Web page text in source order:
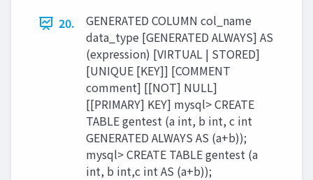
20.
GENERATED COLUMN col_name
data_type [GENERATED ALWAYS] AS
(expression) [VIRTUAL | STORED]
[UNIQUE [KEY]] [COMMENT
comment] [[NOT] NULL]
[[PRIMARY] KEY] mysql> CREATE
TABLE gentest (a int, b int, c int
GENERATED ALWAYS AS (a+b));
mysql> CREATE TABLE gentest (a
int, b int,c int AS (a+b));